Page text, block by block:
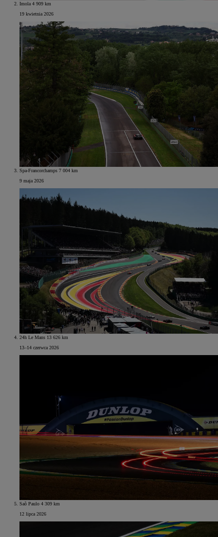
Imola 4 909 km
19 kwietnia 2026
Spa-Francorchamps 7 004 km
9 maja 2026
24h Le Mans 13 626 km
13–14 czerwca 2026
Saõ Paulo 4 309 km
12 lipca 2026